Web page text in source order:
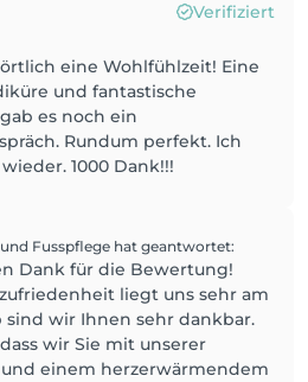
Verifiziert
eine Wohlfühlzeit! Eine
und fantastische
es noch ein
Rundum perfekt. Ich
1000 Dank!!!
Fusspflege hat geantwortet:
Dank für die Bewertung!
liegt uns sehr am
sind wir Ihnen sehr dankbar.
wir Sie mit unserer
einem herzerwärmendem